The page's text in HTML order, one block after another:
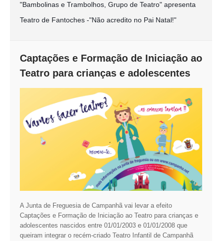
"Bambolinas e Trambolhos, Grupo de Teatro" apresenta
Teatro de Fantoches -"Não acredito no Pai Natal!"
Captações e Formação de Iniciação ao
Teatro para crianças e adolescentes
A Junta de Freguesia de Campanhã vai levar a efeito
Captações e Formação de Iniciação ao Teatro para crianças e
adolescentes nascidos entre 01/01/2003 e 01/01/2008 que
queiram integrar o recém-criado Teatro Infantil de Campanhã